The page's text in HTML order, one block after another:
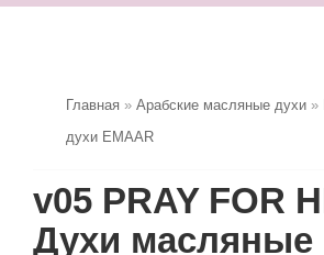
Главная » Арабские масляные духи »
духи EMAAR
v05 PRAY FOR
Духи масляные